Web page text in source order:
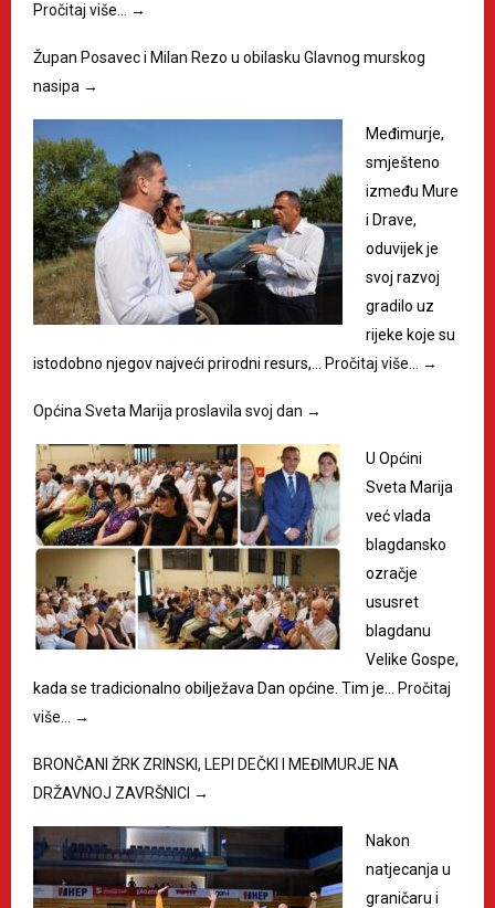
Pročitaj više…
→
Župan Posavec i Milan Rezo u obilasku Glavnog murskog
nasipa →
Međimurje,
smješteno
između Mure
i Drave,
oduvijek je
svoj razvoj
gradilo uz
rijeke koje su
istodobno njegov najveći prirodni resurs,…
Pročitaj više… →
Općina Sveta Marija proslavila svoj dan →
U Općini
Sveta Marija
već vlada
blagdansko
ozračje
ususret
blagdanu
Velike Gospe,
kada se tradicionalno obilježava Dan općine. Tim je…
Pročitaj
više…
→
BRONČANI ŽRK ZRINSKI, LEPI DEČKI I MEĐIMURJE NA
DRŽAVNOJ ZAVRŠNICI →
Nakon
natjecanja u
graničaru i